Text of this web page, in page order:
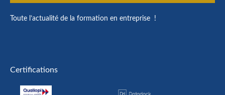
Toute l’actualité de la formation en entreprise !
Certifications